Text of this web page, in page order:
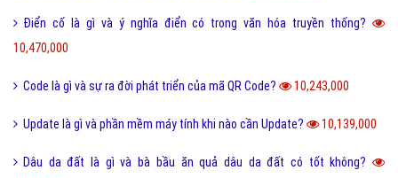
Điển cố là gì và ý nghĩa điển có trong văn hóa truyền thống?
10,470,000
Code là gì và sự ra đời phát triển của mã QR Code? 10,243,000
Update là gì và phần mềm máy tính khi nào cần Update? 10,139,000
Dâu da đất là gì và bà bầu ăn quả dâu da đất có tốt không?